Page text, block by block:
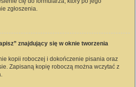
zgłoszenia.
znajdujący się w oknie tworzenia
kopii roboczej i dokończenie pisania oraz
Zapisaną kopię roboczą można wczytać z